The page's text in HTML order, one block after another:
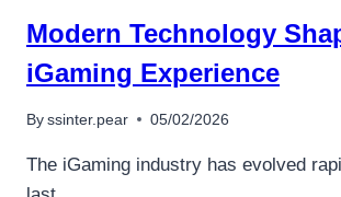
Modern Technology
iGaming Experience
By ssinter.pear 05/02/2026
The iGaming industry has evolved